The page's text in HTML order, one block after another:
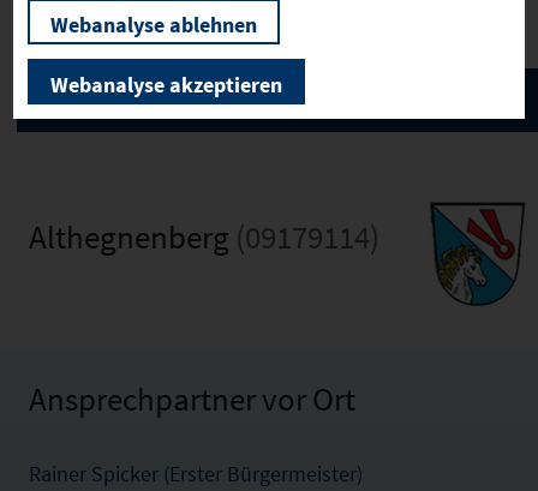
Althegnenberg (09179114)
Ansprechpartner vor Ort
Rainer Spicker (Erster Bürgermeister)
Webanalyse ablehnen
Webanalyse akzeptieren